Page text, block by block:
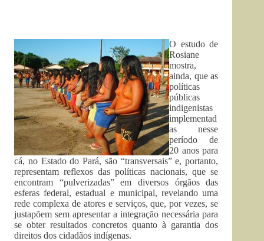
O estudo de
Rosiane
mostra,
ainda, que as
políticas
públicas
indigenistas
implementad
as nesse
período de
20 anos para
cá, no Estado do Pará, são “transversais” e, portanto,
representam reflexos das políticas nacionais, que se
encontram “pulverizadas” em diversos órgãos das
esferas federal, estadual e municipal, revelando uma
rede complexa de atores e serviços, que, por vezes, se
justapõem sem apresentar a integração necessária para
se obter resultados concretos quanto à garantia dos
direitos dos cidadãos indígenas.